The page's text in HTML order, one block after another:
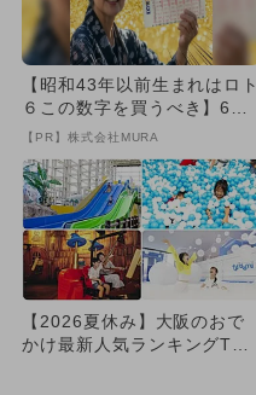
【昭和43年以前生まれはロト
６この数字を買うべき】6つ
の数字が「完全一致」する
【PR】株式会社MURA
【2026夏休み】大阪のおで
かけ最新人気ランキングTOP